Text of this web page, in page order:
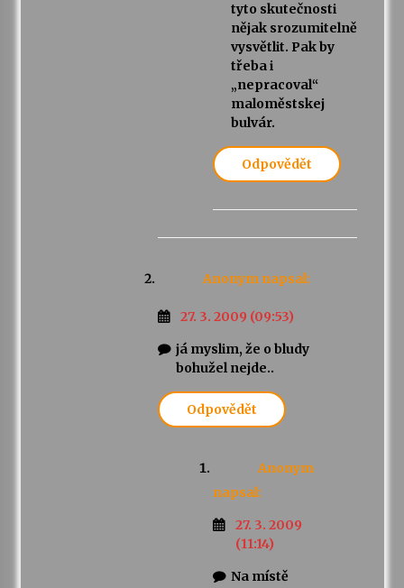
tyto skutečnosti
nějak srozumitelně
vysvětlit. Pak by
třeba i
„nepracoval“
maloměstskej
bulvár.
Odpovědět
Anonym napsal:
27. 3. 2009 (09:53)
já myslim, že o bludy
bohužel nejde..
Odpovědět
Anonym
napsal:
27. 3. 2009
(11:14)
Na místě